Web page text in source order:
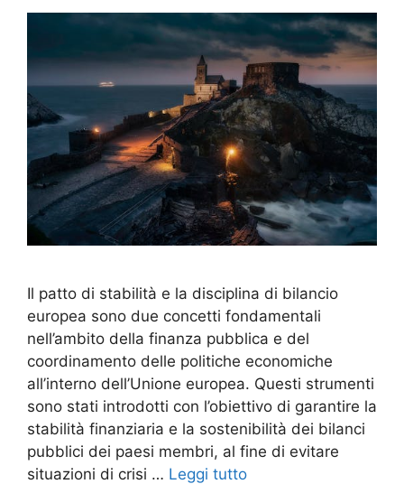
Il patto di stabilità e la disciplina di bilancio
europea sono due concetti fondamentali
nell’ambito della finanza pubblica e del
coordinamento delle politiche economiche
all’interno dell’Unione europea. Questi strumenti
sono stati introdotti con l’obiettivo di garantire la
stabilità finanziaria e la sostenibilità dei bilanci
pubblici dei paesi membri, al fine di evitare
situazioni di crisi … Leggi tutto